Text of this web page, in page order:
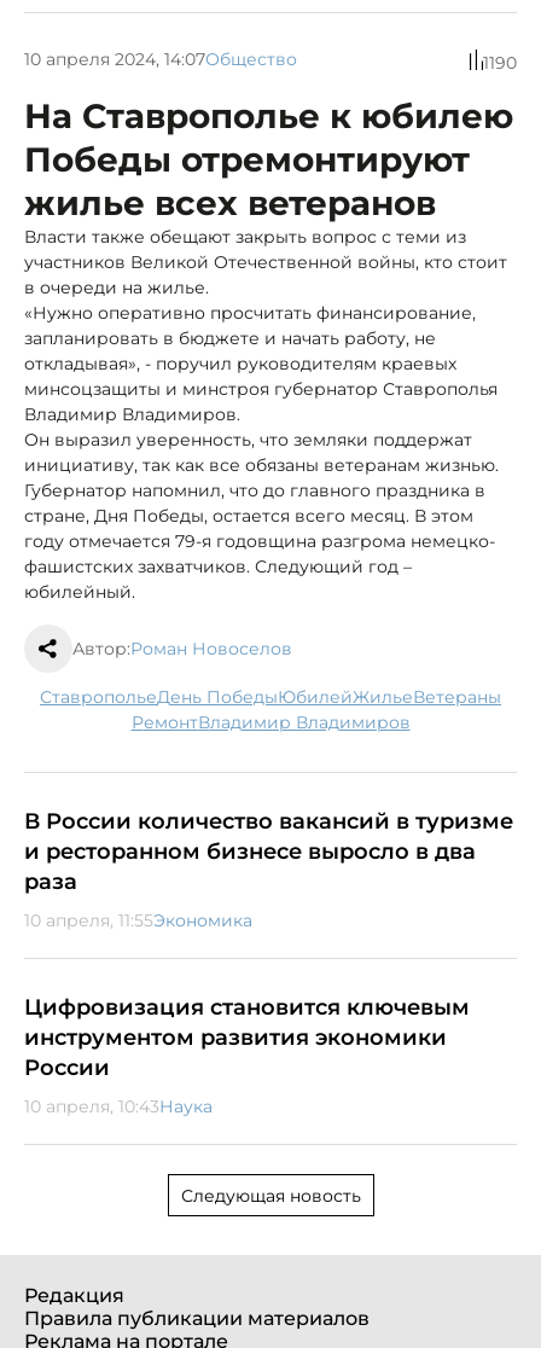
10 апреля 2024, 14:07Общество 1190
На Ставрополье к юбилею
Победы отремонтируют
жилье всех ветеранов
Власти также обещают закрыть вопрос с теми из
участников Великой Отечественной войны, кто стоит
в очереди на жилье.
«Нужно оперативно просчитать финансирование,
запланировать в бюджете и начать работу, не
откладывая», - поручил руководителям краевых
минсоцзащиты и минстроя губернатор Ставрополья
Владимир Владимиров.
Он выразил уверенность, что земляки поддержат
инициативу, так как все обязаны ветеранам жизнью.
Губернатор напомнил, что до главного праздника в
стране, Дня Победы, остается всего месяц. В этом
году отмечается 79-я годовщина разгрома немецко-
фашистских захватчиков. Следующий год –
юбилейный.
Автор:Роман Новоселов
Ставрополье День Победы юбилей жилье
ветераны
ремонт Владимир Владимиров
В России количество вакансий в туризме
и ресторанном бизнесе выросло в два
раза
10 апреля, 11:55Экономика
Цифровизация становится ключевым
инструментом развития экономики
России
10 апреля, 10:43Наука
Следующая новость
Редакция
Правила публикации материалов
Реклама на портале